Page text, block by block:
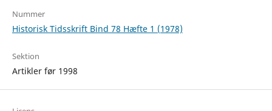
Nummer
Historisk Tidsskrift Bind 78 Hæfte 1 (1978)
Sektion
Artikler før 1998